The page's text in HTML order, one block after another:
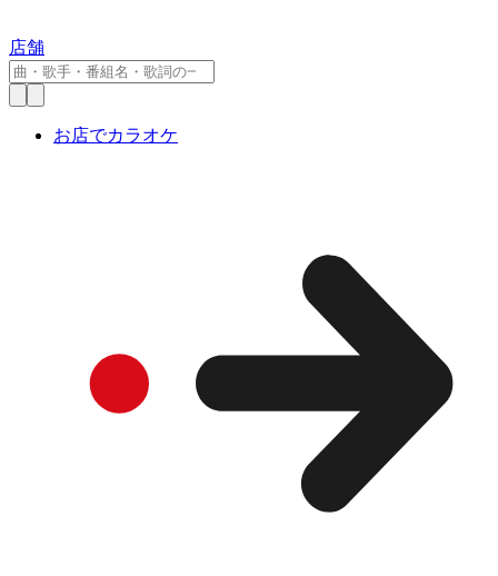
店舗
お店でカラオケ